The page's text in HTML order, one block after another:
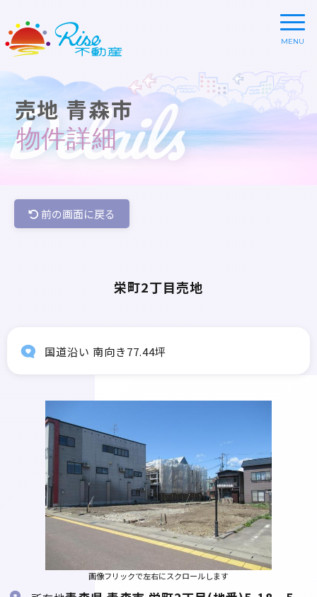
売地 青森市
物件詳細
Details
前の画面に戻る
栄町2丁目売地
国道沿い 南向き77.44坪
画像フリックで左右にスクロールします